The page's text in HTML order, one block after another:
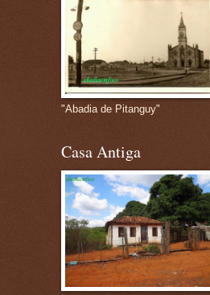
"Abadia de Pitanguy"
Casa Antiga